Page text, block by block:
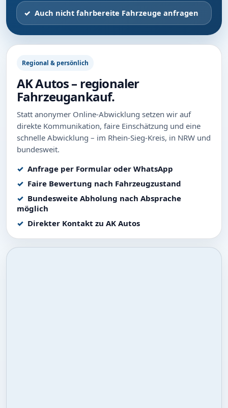
Auch nicht fahrbereite Fahrzeuge anfragen
Regional & persönlich
AK Autos – regionaler
Fahrzeugankauf.
Statt anonymer Online-Abwicklung setzen wir auf
direkte Kommunikation, faire Einschätzung und eine
schnelle Abwicklung – im Rhein-Sieg-Kreis, in NRW und
bundesweit.
Anfrage per Formular oder WhatsApp
Faire Bewertung nach Fahrzeugzustand
Bundesweite Abholung nach Absprache
möglich
Direkter Kontakt zu AK Autos